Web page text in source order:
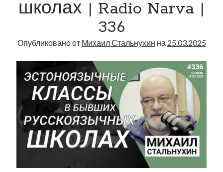
|
|
школах | Radio Narva |
336
Опубликовано от Михаил Стальнухин на 25.03.2025